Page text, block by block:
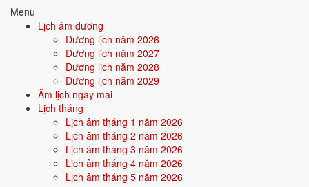
Menu
Lịch âm dương
Dương lịch năm 2026
Dương lịch năm 2027
Dương lịch năm 2028
Dương lịch năm 2029
Âm lịch ngày mai
Lịch tháng
Lịch âm tháng 1 năm 2026
Lịch âm tháng 2 năm 2026
Lịch âm tháng 3 năm 2026
Lịch âm tháng 4 năm 2026
Lịch âm tháng 5 năm 2026
Quan hệ Can × Chi (Mộc khắc Thổ):
thân chế ngự hoàn cảnh. Tính cách mạnh mẽ, kiểm soát cao, dễ làm
Điểm mạnh:Quyết đoán, có khả năng dẫn dắt, biết cách áp đặt
và đạt mục tiêu.
Điểm cần lưu ý:
cách hòa hợp.
Bối cảnh vận khí khi sinh năm 2024